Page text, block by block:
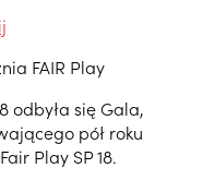
FAIR Play
odbyła się Gala,
pół roku
Play SP 18.